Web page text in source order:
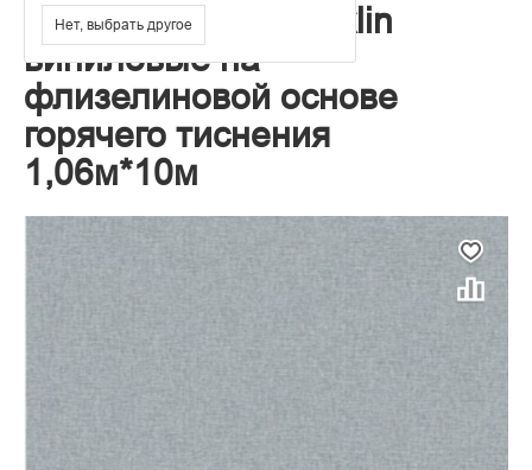
Нет, выбрать другое
Обои Erismann Jacklin
виниловые на
флизелиновой основе
горячего тиснения
1,06м*10м